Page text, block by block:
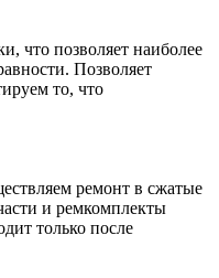
что позволяет наиболее
Позволяет
то, что
ремонт в сжатые
и ремкомплекты
только после